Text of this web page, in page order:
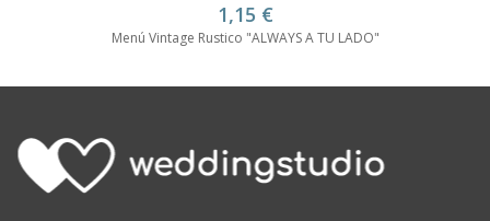
1,15 €
Menú Vintage Rustico "ALWAYS A TU LADO"